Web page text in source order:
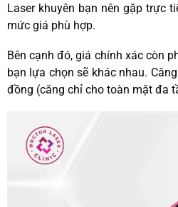
Laser khuyên bạn nên gặp trực
mức giá phù hợp.
Bên cạnh đó, giá chính xác còn
bạn lựa chọn sẽ khác nhau.
đồng (căng chỉ cho toàn mặt đa